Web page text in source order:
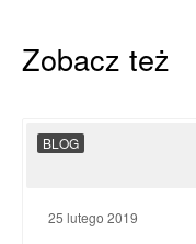
Zobacz też
BLOG
25 lutego 2019